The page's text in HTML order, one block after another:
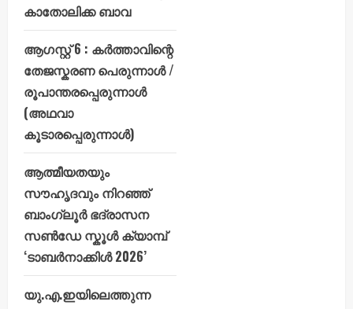
കാതോലിക്ക ബാവ
ആഗസ്റ്റ് 6 : കർത്താവിന്റെ
തേജസ്കരണ പെരുന്നാൾ /
രൂപാന്തരപ്പെരുന്നാൾ
(അഥവാ
കൂടാരപ്പെരുന്നാൾ)
ആത്മീയതയും
സൗഹൃദവും നിറഞ്ഞ്
ബാംഗ്ലൂർ ഭദ്രാസന
സൺഡേ സ്കൂൾ ക്യാമ്പ്
‘ടാബർനാക്കിൾ 2026’
യു.എ.ഇയിലെത്തുന്ന